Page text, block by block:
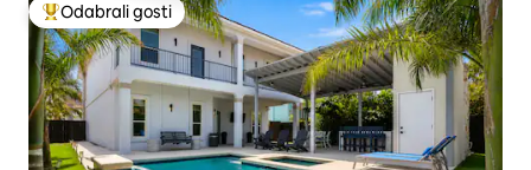
Među najviše rangiranima s oznakom „Odabrali gosti”
Odabrali gosti